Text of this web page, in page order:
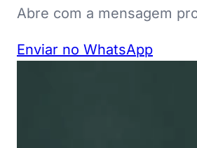
Abre com a mensagem
Enviar no WhatsApp